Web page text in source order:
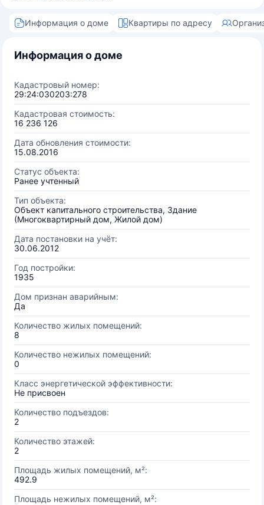
Информация о доме Квартиры по адресу
Информация о доме
Кадастровый номер:
29:24:030203:278
Кадастровая стоимость:
16 236 126
Дата обновления стоимости:
15.08.2016
Статус объекта:
Ранее учтенный
Тип объекта:
Объект капитального строительства, Здание
(Многоквартирный дом, Жилой дом)
Дата постановки на учёт:
30.06.2012
Год постройки:
1935
Дом признан аварийным:
Да
Количество жилых помещений:
8
Количество нежилых помещений:
0
Класс энергетической эффективности:
Не присвоен
Количество подъездов:
2
Количество этажей:
2
Площадь жилых помещений, м²:
492.9
Площадь нежилых помещений, м²: